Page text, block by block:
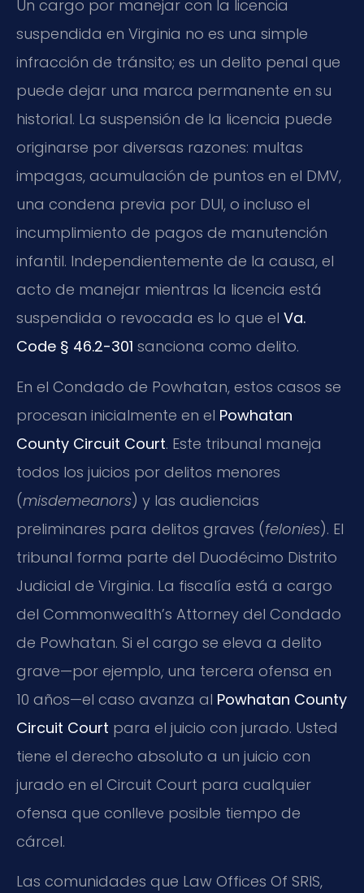
Un cargo por manejar con la licencia
suspendida en Virginia no es una simple
infracción de tránsito; es un delito penal que
puede dejar una marca permanente en su
historial. La suspensión de la licencia puede
originarse por diversas razones: multas
impagas, acumulación de puntos en el DMV,
una condena previa por DUI, o incluso el
incumplimiento de pagos de manutención
infantil. Independientemente de la causa, el
acto de manejar mientras la licencia está
suspendida o revocada es lo que el Va.
Code § 46.2-301 sanciona como delito.
En el Condado de Powhatan, estos casos se
procesan inicialmente en el Powhatan
County Circuit Court. Este tribunal maneja
todos los juicios por delitos menores
(misdemeanors) y las audiencias
preliminares para delitos graves (felonies). El
tribunal forma parte del Duodécimo Distrito
Judicial de Virginia. La fiscalía está a cargo
del Commonwealth’s Attorney del Condado
de Powhatan. Si el cargo se eleva a delito
grave—por ejemplo, una tercera ofensa en
10 años—el caso avanza al Powhatan County
Circuit Court para el juicio con jurado. Usted
tiene el derecho absoluto a un juicio con
jurado en el Circuit Court para cualquier
ofensa que conlleve posible tiempo de
cárcel.
Las comunidades que Law Offices Of SRIS,